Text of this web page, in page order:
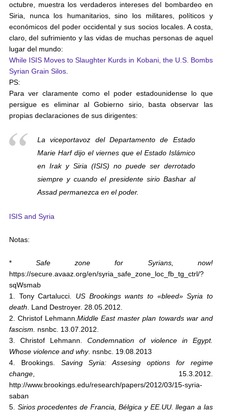
octubre, muestra los verdaderos intereses del bombardeo en
Siria, nunca los humanitarios, sino los militares, políticos y
económicos del poder occidental y sus socios locales. A costa,
claro, del sufrimiento y las vidas de muchas personas de aquel
lugar del mundo:
While ISIS Moves to Slaughter Kurds in Kobani, the U.S. Bombs
Syrian Grain Silos.
PS:
Para ver claramente como el poder estadounidense lo que
persigue es eliminar al Gobierno sirio, basta observar las
propias declaraciones de sus dirigentes:
La viceportavoz del Departamento de Estado
Marie Harf dijo el viernes que el Estado Islámico
en Irak y Siria (ISIS) no puede ser derrotado
siempre y cuando el presidente sirio Bashar al
Assad permanezca en el poder.
ISIS and Syria
Notas:
*Safe zone for Syrians, now!
https://secure.avaaz.org/en/syria_safe_zone_loc_fb_tg_ctrl/?
sqWsmab
1. Tony Cartalucci. US Brookings wants to «bleed» Syria to
death . Land Destroyer. 28.05.2012.
2. Christof Lehmann.Middle East master plan towards war and
fascism.
nsnbc. 13.07.2012.
3. Christof Lehmann.Condemnation of violence in Egypt.
Whose violence and why. nsnbc. 19.08.2013
4. Brookings. Saving Syria: Assesing options for regime
change, 15.3.2012.
http://www.brookings.edu/research/papers/2012/03/15-syria-
saban
5. Sirios procedentes de Francia, Bélgica y EE.UU. llegan a las